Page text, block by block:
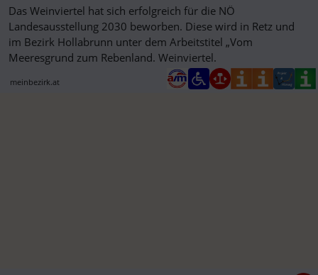
Das Weinviertel hat sich erfolgreich für die NÖ
Landesausstellung 2030 beworben. Diese wird in Retz und
im Bezirk Hollabrunn unter dem Arbeitstitel „Vom
Meeresgrund zum Rebenland. Weinviertel.
meinbezirk.at